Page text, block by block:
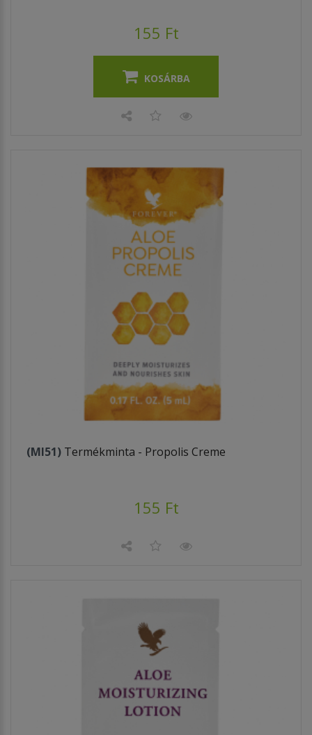
155 Ft
KOSÁRBA
(MI51) Termékminta - Propolis Creme
155 Ft